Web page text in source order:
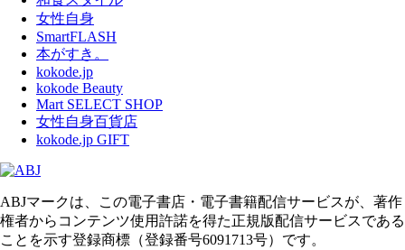
女性自身
SmartFLASH
本がすき。
kokode.jp
kokode Beauty
Mart SELECT SHOP
女性自身百貨店
kokode.jp GIFT
ABJマークは、この電子書店・電子書籍配信サービスが、著作
権者からコンテンツ使用許諾を得た正規版配信サービスである
ことを示す登録商標（登録番号6091713号）です。